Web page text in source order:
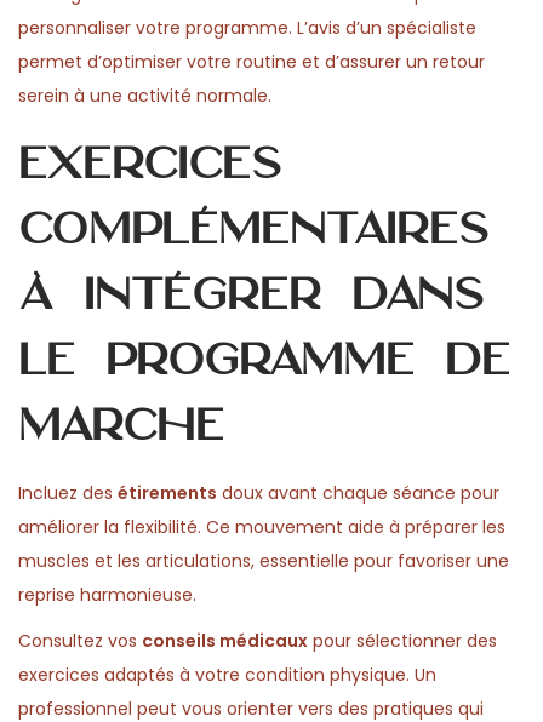
personnaliser votre programme. L’avis d’un spécialiste
permet d’optimiser votre routine et d’assurer un retour
serein à une activité normale.
Exercices
complémentaires
à intégrer dans
le programme de
marche
Incluez des étirements doux avant chaque séance pour
améliorer la flexibilité. Ce mouvement aide à préparer les
muscles et les articulations, essentielle pour favoriser une
reprise harmonieuse.
Consultez vos conseils médicaux pour sélectionner des
exercices adaptés à votre condition physique. Un
professionnel peut vous orienter vers des pratiques qui